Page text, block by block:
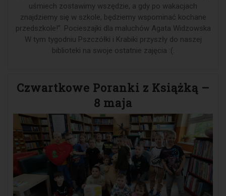
uśmiech zostawimy wszędzie, a gdy po wakacjach
znajdziemy się w szkole, będziemy wspominać kochane
przedszkole!”. Pocieszajki dla maluchów Agata Widzowska
W tym tygodniu Pszczółki i Krabiki przyszły do naszej
biblioteki na swoje ostatnie zajęcia :(.
Czwartkowe Poranki z Książką –
8 maja